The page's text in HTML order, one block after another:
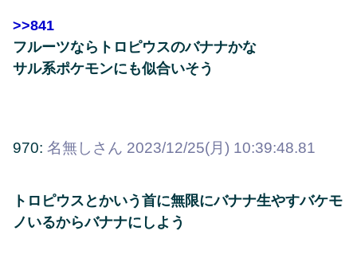
>>841
フルーツならトロピウスのバナナかな
サル系ポケモンにも似合いそう
970: 名無しさん 2023/12/25(月) 10:39:48.81
トロピウスとかいう首に無限にバナナ生やすバケモ
ノいるからバナナにしよう